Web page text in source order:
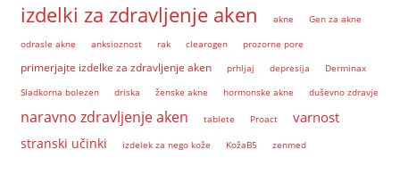
izdelki za zdravljenje aken akne
Gen za akne
odrasle akne
anksioznost rak clearogen prozorne pore
primerjajte izdelke za zdravljenje aken prhljaj depresija
Derminax
Sladkorna bolezen
driska ženske akne hormonske akne duševno zdravje
naravno zdravljenje aken tablete Proact varnost
stranski učinki izdelek za nego kože KožaB5 zenmed